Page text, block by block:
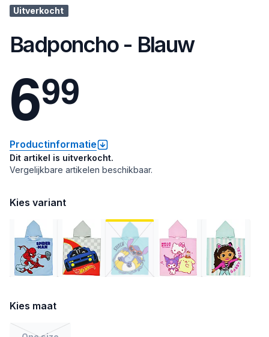
Uitverkocht
Badponcho - Blauw
699
Productinformatie
Dit artikel is uitverkocht.
Vergelijkbare artikelen beschikbaar.
Kies variant
Kies maat